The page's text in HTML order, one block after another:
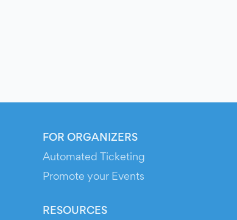
FOR ORGANIZERS
Automated Ticketing
Promote your Events
RESOURCES